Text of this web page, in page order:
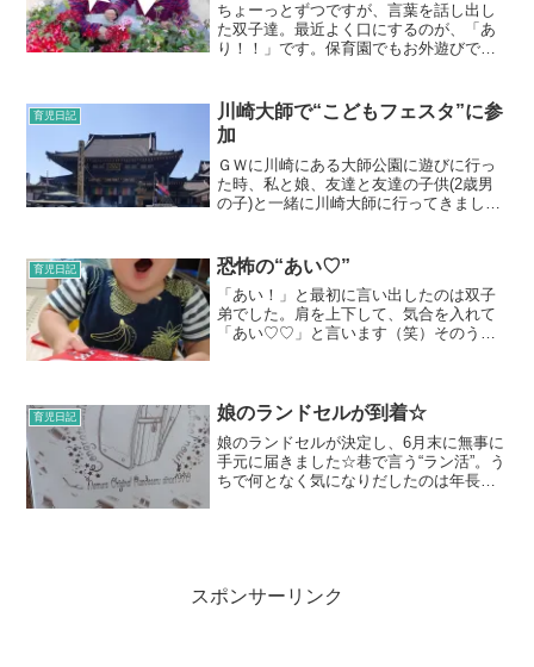
ちょーっとずつですが、言葉を話し出し
た双子達。最近よく口にするのが、「あ
り！！」です。保育園でもお外遊びで
虫の方が良いようです。4歳ともなると、
アリは飽きちゃったかな？...
育児日記
川崎大師で“こどもフェスタ”に参
加
ＧＷに川崎にある大師公園に遊びに行っ
た時、私と娘、友達と友達の子供(2歳男
の子)と一緒に川崎大師に行ってきました
から川崎大師までは徒歩5分程度。とても
近いです！仲見世を...
育児日記 恐怖の“あい♡”
「あい！」と最初に言い出したのは双子
弟でした。肩を上下して、気合を入れて
「あい♡♡」と言います（笑）そのうち
い！」と言って持ってきてく...
育児日記 娘のランドセルが到着☆
娘のランドセルが決定し、6月末に無事に
手元に届きました☆巷で言う“ラン活”。う
ちで何となく気になりだしたのは年長に
スポンサーリンク